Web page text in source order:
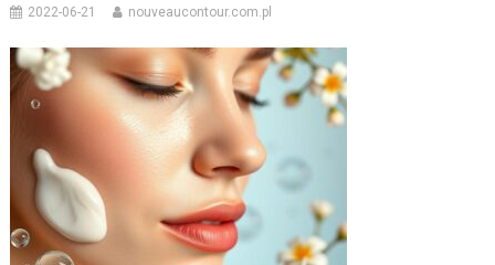
2022-06-21 nouveaucontour.com.pl